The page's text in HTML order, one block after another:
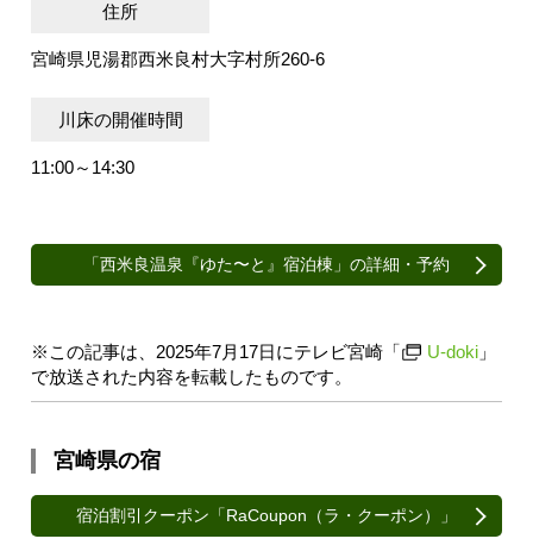
住所
宮崎県児湯郡西米良村大字村所260-6
川床の開催時間
11:00～14:30
「西米良温泉『ゆた〜と』宿泊棟」の詳細・予約
※この記事は、2025年7月17日にテレビ宮崎「 U-doki 」
で放送された内容を転載したものです。
宮崎県の宿
宿泊割引クーポン「RaCoupon（ラ・クーポン）」